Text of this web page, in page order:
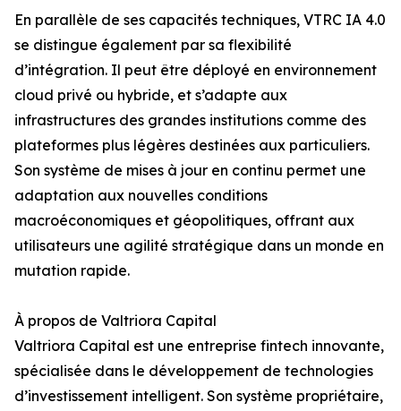
En parallèle de ses capacités techniques, VTRC IA 4.0
se distingue également par sa flexibilité
d’intégration. Il peut être déployé en environnement
cloud privé ou hybride, et s’adapte aux
infrastructures des grandes institutions comme des
plateformes plus légères destinées aux particuliers.
Son système de mises à jour en continu permet une
adaptation aux nouvelles conditions
macroéconomiques et géopolitiques, offrant aux
utilisateurs une agilité stratégique dans un monde en
mutation rapide.
À propos de Valtriora Capital
Valtriora Capital est une entreprise fintech innovante,
spécialisée dans le développement de technologies
d’investissement intelligent. Son système propriétaire,